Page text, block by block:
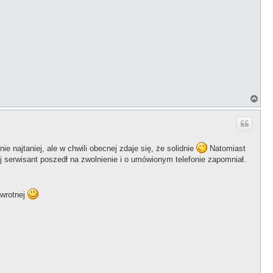
a
najtaniej, ale w chwili obecnej zdaje się, że solidnie
Natomiast
poszedł na zwolnienie i o umówionym telefonie zapomniał.